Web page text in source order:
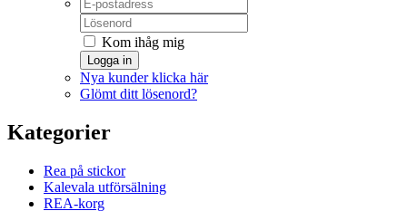
Kom ihåg mig
Logga in
Nya kunder klicka här
Glömt ditt lösenord?
Kategorier
Rea på stickor
Kalevala utförsälning
REA-korg